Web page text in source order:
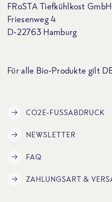
FRoSTA Tiefkühlkost GmbH
Friesenweg 4
D-22763 Hamburg
Für alle Bio-Produkte gilt
CO2E-FUSSABDRUCK
NEWSLETTER
FAQ
ZAHLUNGSART &